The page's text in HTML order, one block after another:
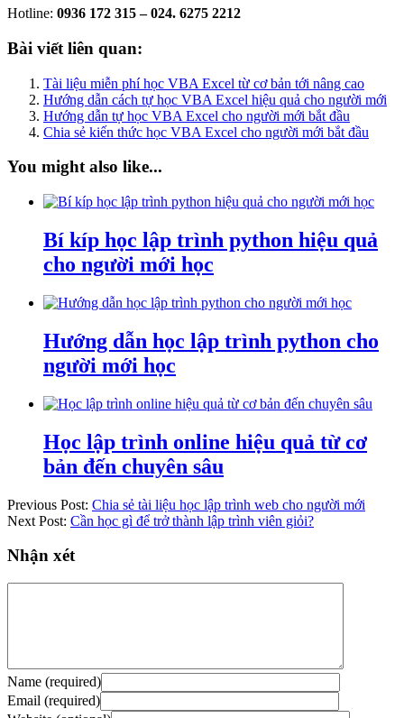
Hotline: 0936 172 315 – 024. 6275 2212
Bài viết liên quan:
Tài liệu miễn phí học VBA Excel từ cơ bản tới nâng cao
Hướng dẫn cách tự học VBA Excel hiệu quả cho người mới
Hướng dẫn tự học VBA Excel cho người mới bắt đầu
Chia sẻ kiến thức học VBA Excel cho người mới bắt đầu
You might also like...
Bí kíp học lập trình python hiệu quả
cho người mới học
Hướng dẫn học lập trình python cho
người mới học
Học lập trình online hiệu quả từ cơ
bản đến chuyên sâu
Previous Post: Chia sẻ tài liệu học lập trình web cho người mới
Next Post: Cần học gì để trở thành lập trình viên giỏi?
Nhận xét
Name (required)
Email (required)